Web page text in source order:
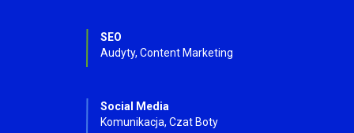
SEO
Audyty, Content Marketing
Social Media
Komunikacja, Czat Boty